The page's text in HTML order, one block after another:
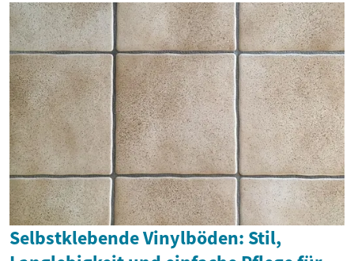
Selbstklebende Vinylböden: Stil,